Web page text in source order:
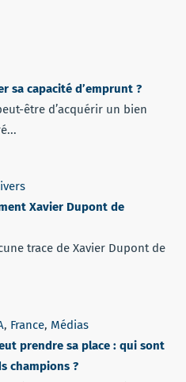
sa capacité d’emprunt ?
être d’acquérir un bien
Xavier Dupont de
trace de Xavier Dupont de
, France, Médias
prendre sa place : qui sont
champions ?